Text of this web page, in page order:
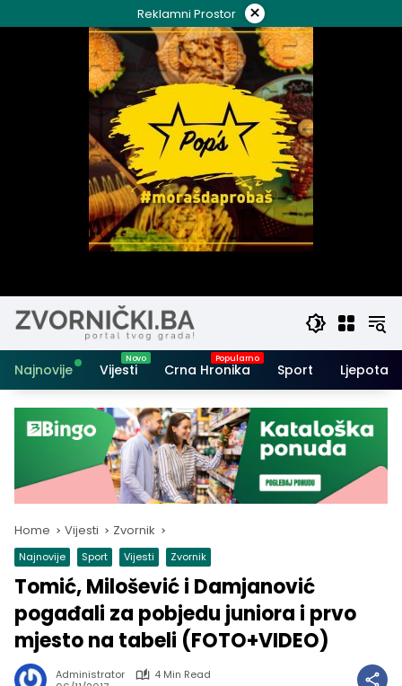
to
Reklamni Prostor ×
Najnovije Vijesti Crna Hronika Sport Ljepota i
Home Vijesti Zvornik
Najnovije Sport Vijesti Zvornik
Tomić, Milošević i Damjanović
pogađali za pobjedu juniora i prvo
mjesto na tabeli (FOTO+VIDEO)
Administrator
4 Min Read